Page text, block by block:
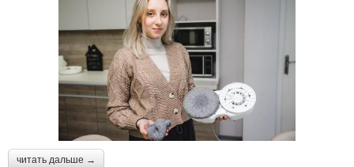
читать дальше →